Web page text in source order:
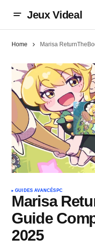
Jeux Videal
Home Marisa
GUIDES AVANCÉS PC
Marisa
Guide
2025